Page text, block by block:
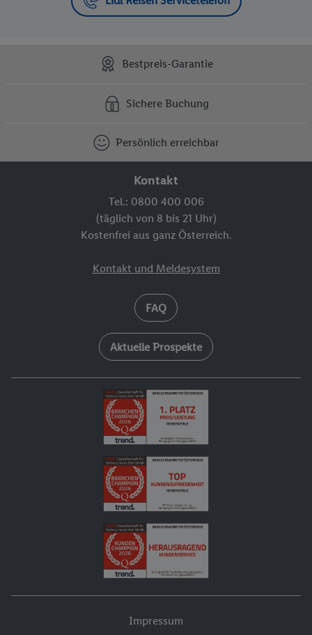
Bestpreis-Garantie
Sichere Buchung
Persönlich erreichbar
Kontakt
Tel.: 0800 400 006
(täglich von 8 bis 21 Uhr)
Kostenfrei aus ganz Österreich.
Kontakt und Meldesystem
FAQ
Aktuelle Prospekte
Impressum